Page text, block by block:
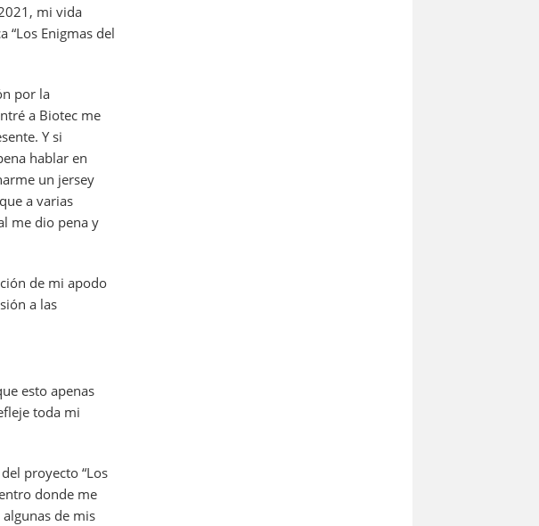
mi vida
Enigmas del
por la
a Biotec me
Y si
hablar en
un jersey
a varias
me dio pena y
de mi apodo
a las
esto apenas
toda mi
proyecto “Los
donde me
de mis